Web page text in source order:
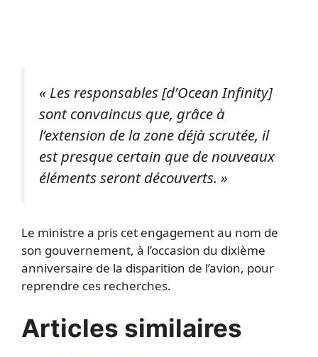
« Les responsables [d’Ocean Infinity]
sont convaincus que, grâce à
l’extension de la zone déjà scrutée, il
est presque certain que de nouveaux
éléments seront découverts. »
Le ministre a pris cet engagement au nom de
son gouvernement, à l’occasion du dixième
anniversaire de la disparition de l’avion, pour
reprendre ces recherches.
Articles similaires